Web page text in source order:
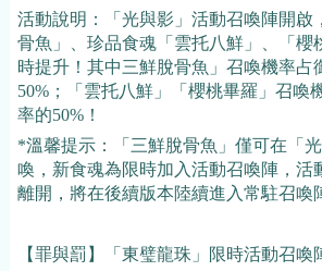
活動說明：「光與影」活動召喚陣開啟
骨魚」、珍品食魂「雲托八鮮」、「櫻
時提升！其中三鮮脫骨魚」召喚機率占
50%；「雲托八鮮」「櫻桃畢羅」召喚
率的50%！
*溫馨提示：「三鮮脫骨魚」僅可在「
喚，新食魂為限時加入活動召喚陣，活
離開，將在後續版本陸續進入常駐召喚
【罪與罰】「東璧龍珠」限時活動召喚